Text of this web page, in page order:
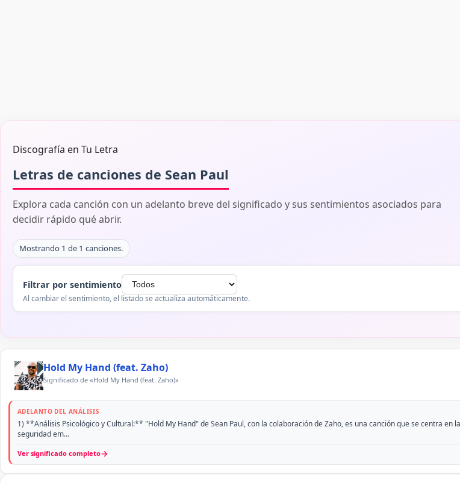
Discografía en Tu Letra
Letras de canciones de Sean Paul
Explora cada canción con un adelanto breve del significado y sus sentimientos asociados para
decidir rápido qué abrir.
Mostrando 1 de 1 canciones.
Filtrar por sentimiento
Al cambiar el sentimiento, el listado se actualiza automáticamente.
Hold My Hand (feat. Zaho)
Significado de «Hold My Hand (feat. Zaho)»
ADELANTO DEL ANÁLISIS
1) **Análisis Psicológico y Cultural:** "Hold My Hand" de Sean Paul, con la colaboración de Zaho, es una canción que se centra
seguridad em…
Ver significado completo→